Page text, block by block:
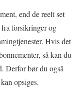
end de reelt set
forsikringer og
Hvis det
så kan du
Derfor bør du også
opsiges.